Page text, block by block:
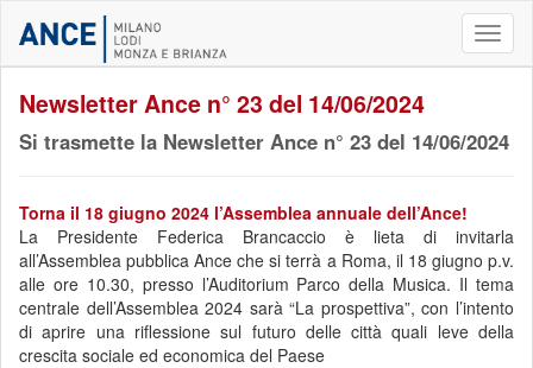
Newsletter Ance n° 23 del 14/06/2024
Si trasmette la Newsletter Ance n° 23 del 14/06/2024
Torna il 18 giugno 2024 l’Assemblea annuale dell’Ance!
La Presidente Federica Brancaccio è lieta di invitarla
all’Assemblea pubblica Ance che si terrà a Roma, il 18 giugno p.v.
alle ore 10.30, presso l’Auditorium Parco della Musica. Il tema
centrale dell’Assemblea 2024 sarà “La prospettiva”, con l’intento
di aprire una riflessione sul futuro delle città quali leve della
crescita sociale ed economica del Paese